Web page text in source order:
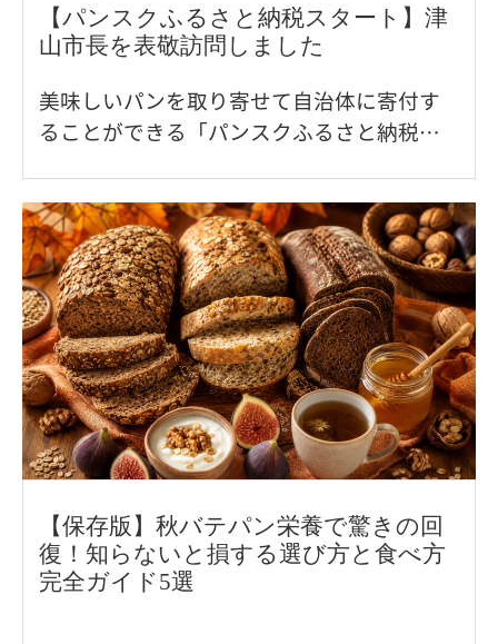
【パンスクふるさと納税スタート】津
山市長を表敬訪問しました
美味しいパンを取り寄せて自治体に寄付す
ることができる「パンスクふるさと納税」
三市長を表敬訪問しました。津山市に参加
していただくことになった経緯や、取り組
みへの期待について谷口市長と対談。津山
産小麦をはじめとした、津山市の魅力もお
話していただきました。
【保存版】秋バテパン栄養で驚きの回
復！知らないと損する選び方と食べ方
完全ガイド5選